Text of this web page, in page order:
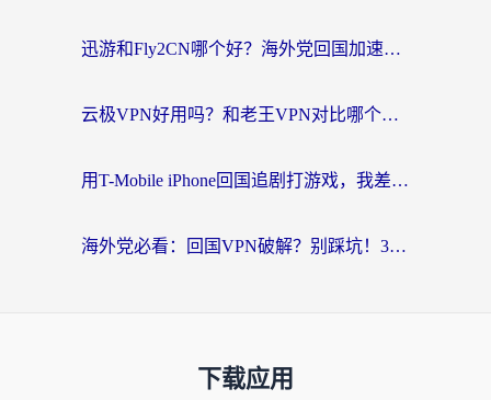
迅游和Fly2CN哪个好？海外党回国加速器真实测评与选择心法
云极VPN好用吗？和老王VPN对比哪个回国效果更好？海外党必看的真实体验指南
用T-Mobile iPhone回国追剧打游戏，我差点把手机砸了
海外党必看：回国VPN破解？别踩坑！3步选对加速器无缝刷国内资源
下载应用